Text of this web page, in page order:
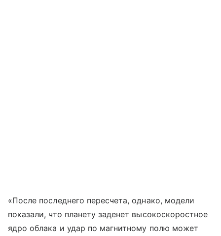
«После последнего пересчета, однако, модели
показали, что планету заденет высокоскоростное
ядро облака и удар по магнитному полю может